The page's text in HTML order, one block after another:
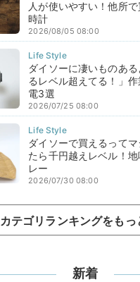
人が使いやすい！他所
時計
2026/08/05 08:00
ダイソーに凄いものあ
るレベル超えてる！」
電3選
2026/07/25 08:00
ダイソーで買えるって
たら千円越えレベル！
レー
2026/07/30 08:00
カテゴリランキングをもっ
新着